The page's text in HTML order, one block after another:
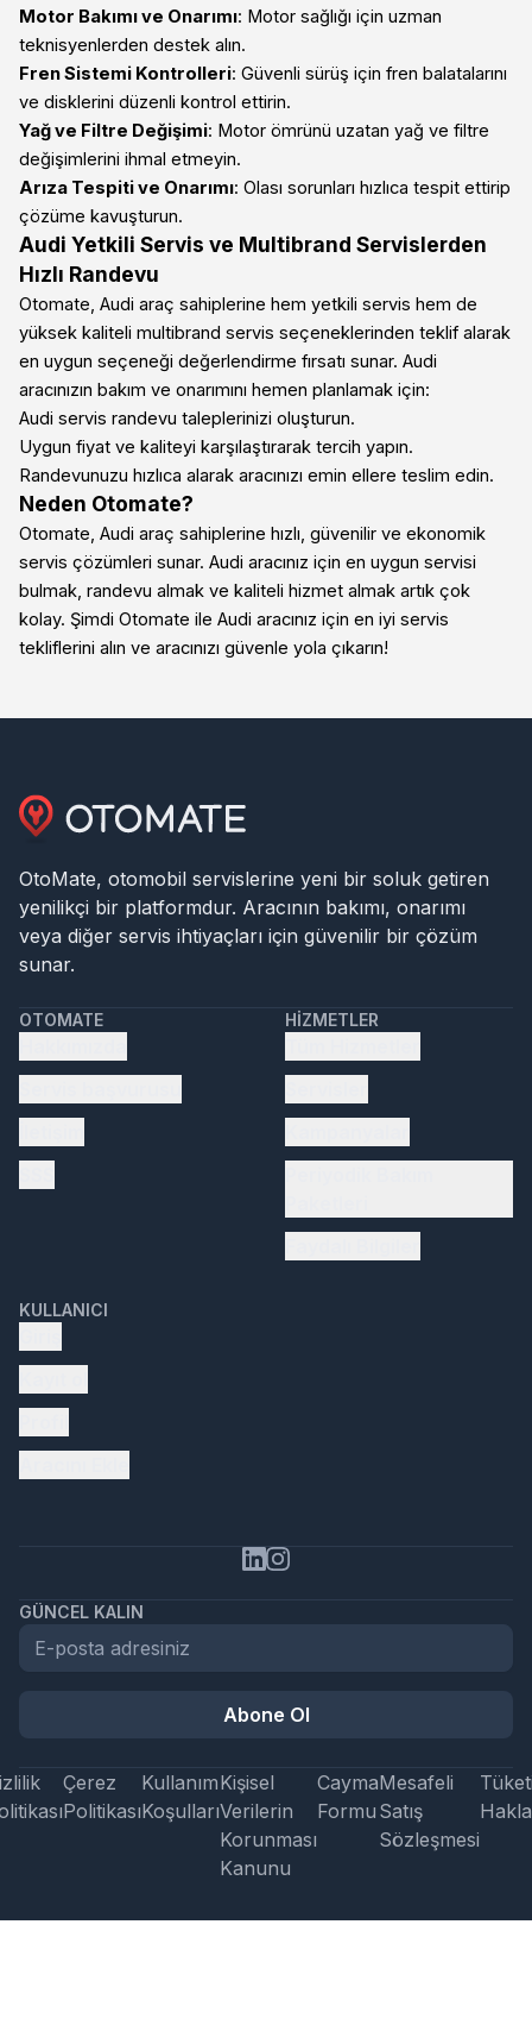
Motor Bakımı ve Onarımı: Motor sağlığı için uzman
teknisyenlerden destek alın.
Fren Sistemi Kontrolleri: Güvenli sürüş için fren balatalarını
ve disklerini düzenli kontrol ettirin.
Yağ ve Filtre Değişimi: Motor ömrünü uzatan yağ ve filtre
değişimlerini ihmal etmeyin.
Arıza Tespiti ve Onarımı: Olası sorunları hızlıca tespit ettirip
çözüme kavuşturun.
Audi Yetkili Servis ve Multibrand Servislerden
Hızlı Randevu
Otomate, Audi araç sahiplerine hem yetkili servis hem de
yüksek kaliteli multibrand servis seçeneklerinden teklif alarak
en uygun seçeneği değerlendirme fırsatı sunar. Audi
aracınızın bakım ve onarımını hemen planlamak için:
Audi servis randevu taleplerinizi oluşturun.
Uygun fiyat ve kaliteyi karşılaştırarak tercih yapın.
Randevunuzu hızlıca alarak aracınızı emin ellere teslim edin.
Neden Otomate?
Otomate, Audi araç sahiplerine hızlı, güvenilir ve ekonomik
servis çözümleri sunar. Audi aracınız için en uygun servisi
bulmak, randevu almak ve kaliteli hizmet almak artık çok
kolay. Şimdi Otomate ile Audi aracınız için en iyi servis
tekliflerini alın ve aracınızı güvenle yola çıkarın!
OtoMate, otomobil servislerine yeni bir soluk getiren
yenilikçi bir platformdur. Aracının bakımı, onarımı
veya diğer servis ihtiyaçları için güvenilir bir çözüm
sunar.
OTOMATE HIZMETLER
KULLANICI
GÜNCEL KALIN
Abone Ol
Çerez
Politikası
Kullanım
Koşulları
Kişisel
Verilerin
Korunması
Kanunu
Cayma
Formu
Mesafeli
Satış
Sözleşmesi